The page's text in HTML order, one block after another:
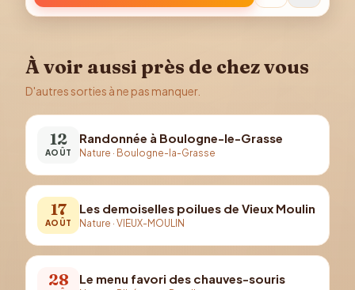
À voir aussi près de chez vous
D'autres sorties à ne pas manquer.
12
AOÛT
Randonnée à Boulogne-le-Grasse
Nature · Boulogne-la-Grasse
17
AOÛT
Les demoiselles poilues de Vieux Moulin
Nature · VIEUX-MOULIN
28 Le menu favori des chauves-souris